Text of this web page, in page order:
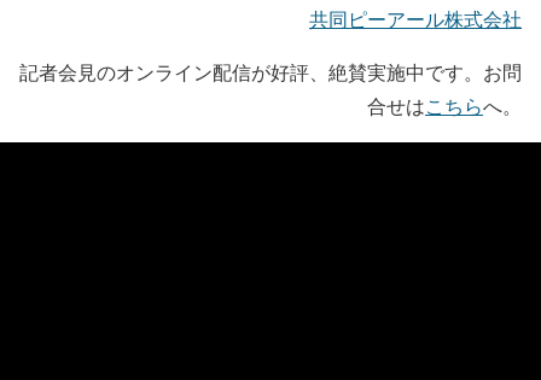
共同ピーアール株式会社
記者会見のオンライン配信が好評、絶賛実施中です。お問
合せはこちらへ。